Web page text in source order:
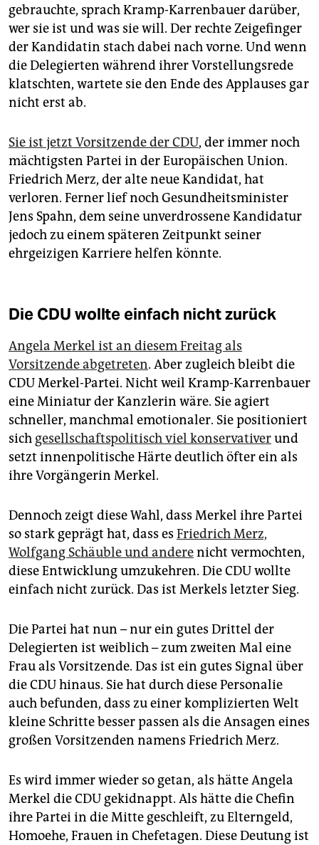
gebrauchte, sprach Kramp-Karrenbauer darüber,
wer sie ist und was sie will. Der rechte Zeigefinger
der Kandidatin stach dabei nach vorne. Und wenn
die Delegierten während ihrer Vorstellungsrede
klatschten, wartete sie den Ende des Applauses gar
nicht erst ab.
Sie ist jetzt Vorsitzende der CDU, der immer noch
mächtigsten Partei in der Europäischen Union.
Friedrich Merz, der alte neue Kandidat, hat
verloren. Ferner lief noch Gesundheitsminister
Jens Spahn, dem seine unverdrossene Kandidatur
jedoch zu einem späteren Zeitpunkt seiner
ehrgeizigen Karriere helfen könnte.
Die CDU wollte einfach nicht zurück
Angela Merkel ist an diesem Freitag als
Vorsitzende abgetreten. Aber zugleich bleibt die
CDU Merkel-Partei. Nicht weil Kramp-Karrenbauer
eine Miniatur der Kanzlerin wäre. Sie agiert
schneller, manchmal emotionaler. Sie positioniert
sich gesellschaftspolitisch viel konservativerund
setzt innenpolitische Härte deutlich öfter ein als
ihre Vorgängerin Merkel.
Dennoch zeigt diese Wahl, dass Merkel ihre Partei
so stark geprägt hat, dass es Friedrich Merz,
Wolfgang Schäuble und anderenicht vermochten,
diese Entwicklung umzukehren. Die CDU wollte
einfach nicht zurück. Das ist Merkels letzter Sieg.
Die Partei hat nun – nur ein gutes Drittel der
Delegierten ist weiblich – zum zweiten Mal eine
Frau als Vorsitzende. Das ist ein gutes Signal über
die CDU hinaus. Sie hat durch diese Personalie
auch befunden, dass zu einer komplizierten Welt
kleine Schritte besser passen als die Ansagen eines
großen Vorsitzenden namens Friedrich Merz.
Es wird immer wieder so getan, als hätte Angela
Merkel die CDU gekidnappt. Als hätte die Chefin
ihre Partei in die Mitte geschleift, zu Elterngeld,
Homoehe, Frauen in Chefetagen. Diese Deutung ist